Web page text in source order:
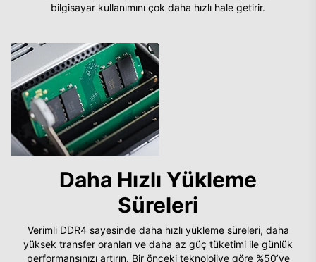
bilgisayar kullanımını çok daha hızlı hale getirir.
Daha Hızlı Yükleme
Süreleri
Verimli DDR4 sayesinde daha hızlı yükleme süreleri, daha
yüksek transfer oranları ve daha az güç tüketimi ile günlük
performansınızı artırın. Bir önceki teknolojiye göre %50’ye